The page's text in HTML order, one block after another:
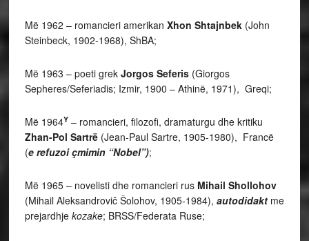
Më 1962 – romancieri amerikan Xhon Shtajnbek (John
Steinbeck, 1902-1968), ShBA;
Më 1963 – poeti grek Jorgos Seferis (Giorgos
Sepheres/Seferiadis; Izmir, 1900 – Athinë, 1971), Greqi;
Më 1964Y– romancieri, filozofi, dramaturgu dhe kritiku
Zhan-Pol Sartrë (Jean-Paul Sartre, 1905-1980), Francë
(e refuzoi çmimin “Nobel”);
Më 1965 – novelisti dhe romancieri rus Mihail Shollohov
(Mihail Aleksandrovič Šolohov, 1905-1984), autodidaktme
prejardhje kozake; BRSS/Federata Ruse;